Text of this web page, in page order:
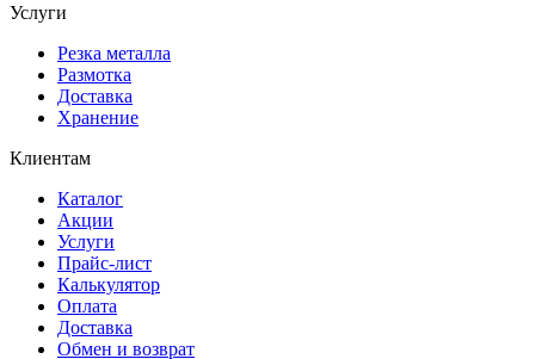
Услуги
Резка металла
Размотка
Доставка
Хранение
Клиентам
Каталог
Акции
Услуги
Прайс-лист
Калькулятор
Оплата
Доставка
Обмен и возврат